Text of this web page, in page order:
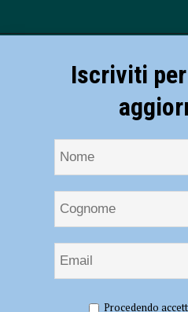
d’azzurro”, immagini e racconti per
Iscriviti
Procedendo